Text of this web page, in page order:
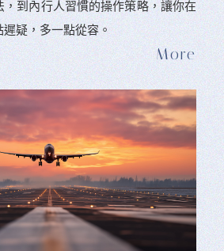
到內行人習慣的操作策略，讓你在
疑，多一點從容。